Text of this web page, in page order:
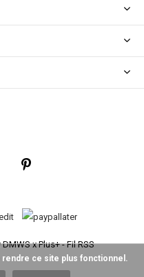
DMWSxPlus+-Fil RSS
ce site plus fonctionnel.